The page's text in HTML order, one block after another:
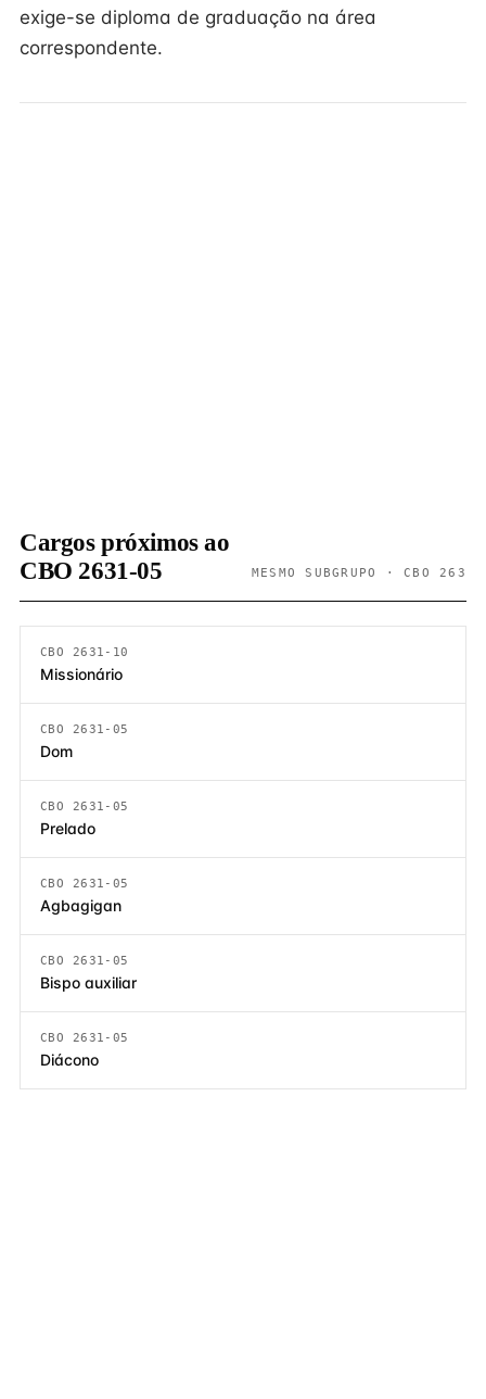
exige-se diploma de graduação na área
correspondente.
Cargos próximos ao
CBO 2631-05
MESMO SUBGRUPO · CBO 263
CBO 2631-10
Missionário
CBO 2631-05
Dom
CBO 2631-05
Prelado
CBO 2631-05
Agbagigan
CBO 2631-05
Bispo auxiliar
CBO 2631-05
Diácono